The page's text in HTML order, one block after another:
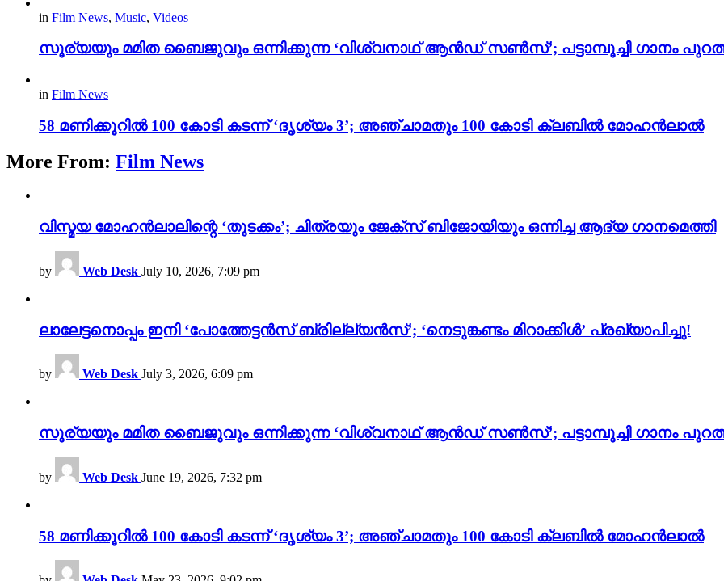
in Film News, Music, Videos
സൂര്യയും മമിത ബൈജുവും ഒന്നിക്കുന്ന ‘വിശ്വനാഥ് ആൻഡ് സൺസ്’; പട്ടാമ്പൂച്ചി ഗാനം
in Film News
58 മണിക്കൂറിൽ 100 കോടി കടന്ന് ‘ദൃശ്യം 3’; അഞ്ചാമതും 100 കോടി ക്ലബിൽ മോഹൻലാൽ
More From: Film News
വിസ്മയ മോഹൻലാലിന്റെ ‘തുടക്കം’; ചിത്രയും ജേക്സ് ബിജോയിയും ഒന്നിച്ച ആദ്യ ഗാനമെത്തി
by Web Desk July 10, 2026, 7:09 pm
ലാലേട്ടനൊപ്പം ഇനി ‘പോത്തേട്ടൻസ് ബ്രില്ല്യൻസ്’; ‘നെടുങ്കണ്ടം മിറാക്കിൾ’ പ്രഖ്യാപിച്ചു!
by Web Desk July 3, 2026, 6:09 pm
സൂര്യയും മമിത ബൈജുവും ഒന്നിക്കുന്ന ‘വിശ്വനാഥ് ആൻഡ് സൺസ്’; പട്ടാമ്പൂച്ചി ഗാനം
by Web Desk June 19, 2026, 7:32 pm
58 മണിക്കൂറിൽ 100 കോടി കടന്ന് ‘ദൃശ്യം 3’; അഞ്ചാമതും 100 കോടി ക്ലബിൽ മോഹൻലാൽ